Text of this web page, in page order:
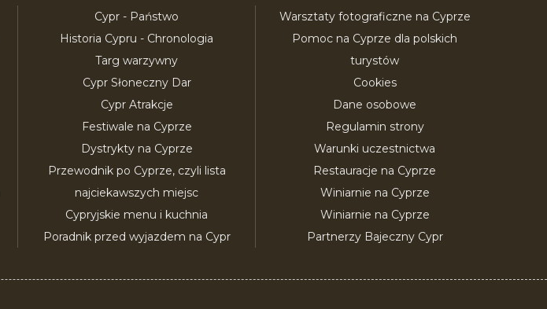
Cypr - Państwo
Historia Cypru - Chronologia
Targ warzywny
Cypr Słoneczny Dar
Cypr Atrakcje
Festiwale na Cyprze
Dystrykty na Cyprze
Przewodnik po Cyprze, czyli lista
najciekawszych miejsc
Cypryjskie menu i kuchnia
Poradnik przed wyjazdem na Cypr
Warsztaty fotograficzne na Cyprze
Pomoc na Cyprze dla polskich
turystów
Cookies
Dane osobowe
Regulamin strony
Warunki uczestnictwa
Restauracje na Cyprze
Winiarnie na Cyprze
Winiarnie na Cyprze
Partnerzy Bajeczny Cypr